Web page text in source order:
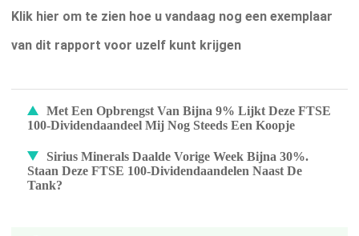
Klik hier om te zien hoe u vandaag nog een exemplaar
van dit rapport voor uzelf kunt krijgen
Met Een Opbrengst Van Bijna 9% Lijkt Deze FTSE
100-Dividendaandeel Mij Nog Steeds Een Koopje
Sirius Minerals Daalde Vorige Week Bijna 30%.
Staan Deze FTSE 100-Dividendaandelen Naast De
Tank?